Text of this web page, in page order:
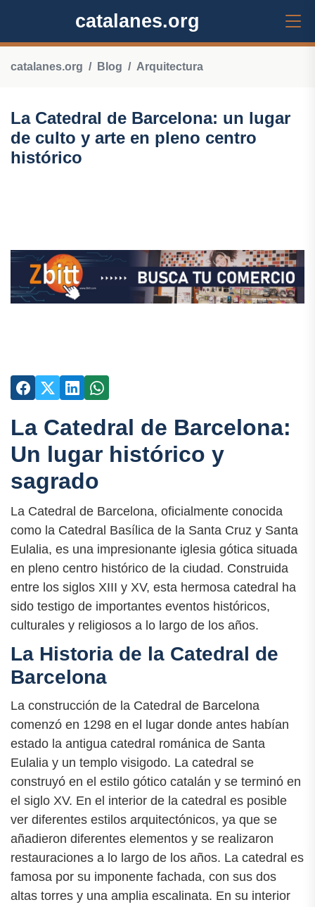
catalanes.org
catalanes.org Blog Arquitectura
La Catedral de Barcelona: un lugar
de culto y arte en pleno centro
histórico
La Catedral de Barcelona:
Un lugar histórico y
sagrado
La Catedral de Barcelona, oficialmente conocida
como la Catedral Basílica de la Santa Cruz y Santa
Eulalia, es una impresionante iglesia gótica situada
en pleno centro histórico de la ciudad. Construida
entre los siglos XIII y XV, esta hermosa catedral ha
sido testigo de importantes eventos históricos,
culturales y religiosos a lo largo de los años.
La Historia de la Catedral de
Barcelona
La construcción de la Catedral de Barcelona
comenzó en 1298 en el lugar donde antes habían
estado la antigua catedral románica de Santa
Eulalia y un templo visigodo. La catedral se
construyó en el estilo gótico catalán y se terminó en
el siglo XV. En el interior de la catedral es posible
ver diferentes estilos arquitectónicos, ya que se
añadieron diferentes elementos y se realizaron
restauraciones a lo largo de los años. La catedral es
famosa por su imponente fachada, con sus dos
altas torres y una amplia escalinata. En su interior